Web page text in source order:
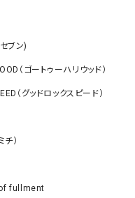
ブン)
（ゴートゥーハリウッド）
（グッドロックスピード）
）
fullment